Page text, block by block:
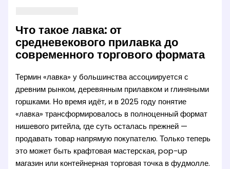
Что такое лавка: от
средневекового прилавка до
современного торгового формата
Термин «лавка» у большинства ассоциируется с
древним рынком, деревянным прилавком и глиняными
горшками. Но время идёт, и в 2025 году понятие
«лавка» трансформировалось в полноценный формат
нишевого ритейла, где суть осталась прежней —
продавать товар напрямую покупателю. Только теперь
это может быть крафтовая мастерская, pop-up
магазин или контейнерная торговая точка в фудмолле.